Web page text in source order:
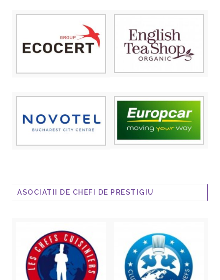
ASOCIATII DE CHEFI DE PRESTIGIU